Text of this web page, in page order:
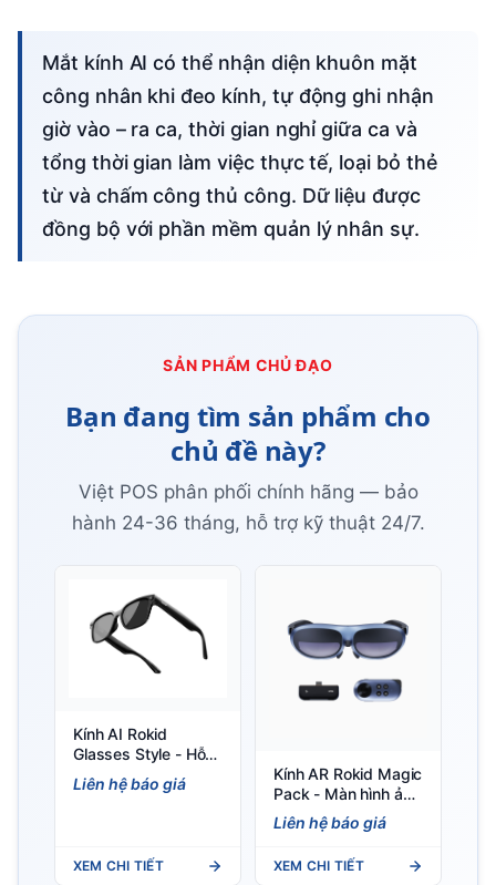
Mắt kính AI có thể nhận diện khuôn mặt
công nhân khi đeo kính, tự động ghi nhận
giờ vào – ra ca, thời gian nghỉ giữa ca và
tổng thời gian làm việc thực tế, loại bỏ thẻ
từ và chấm công thủ công. Dữ liệu được
đồng bộ với phần mềm quản lý nhân sự.
SẢN PHẨM CHỦ ĐẠO
Bạn đang tìm sản phẩm cho
chủ đề này?
Việt POS phân phối chính hãng — bảo
hành 24-36 tháng, hỗ trợ kỹ thuật 24/7.
Kính AI Rokid
Glasses Style - Hỗ
trợ GPT & Gemini,
nhẹ 38.5g
Liên hệ báo giá
XEM CHI TIẾT
Kính AR Rokid Magic
Pack - Màn hình ảo
215 inch cho game
thủ & doanh nhân
Liên hệ báo giá
XEM CHI TIẾT